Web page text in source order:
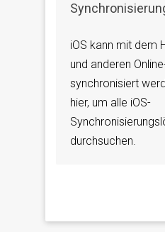
iOS kann mit dem
und anderen
synchronisiert
hier, um alle iOS-
durchsuchen.